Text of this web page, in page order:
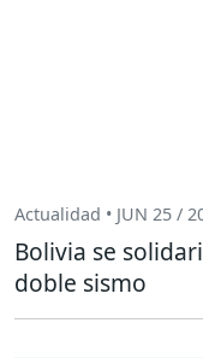
Actualidad • JUN 25 /
Bolivia se
doble sismo